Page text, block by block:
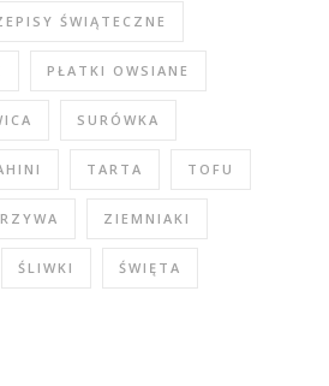
ŚWIĄTECZNE
PŁATKI OWSIANE
SURÓWKA
TARTA TOFU
ZIEMNIAKI
ŚLIWKI ŚWIĘTA